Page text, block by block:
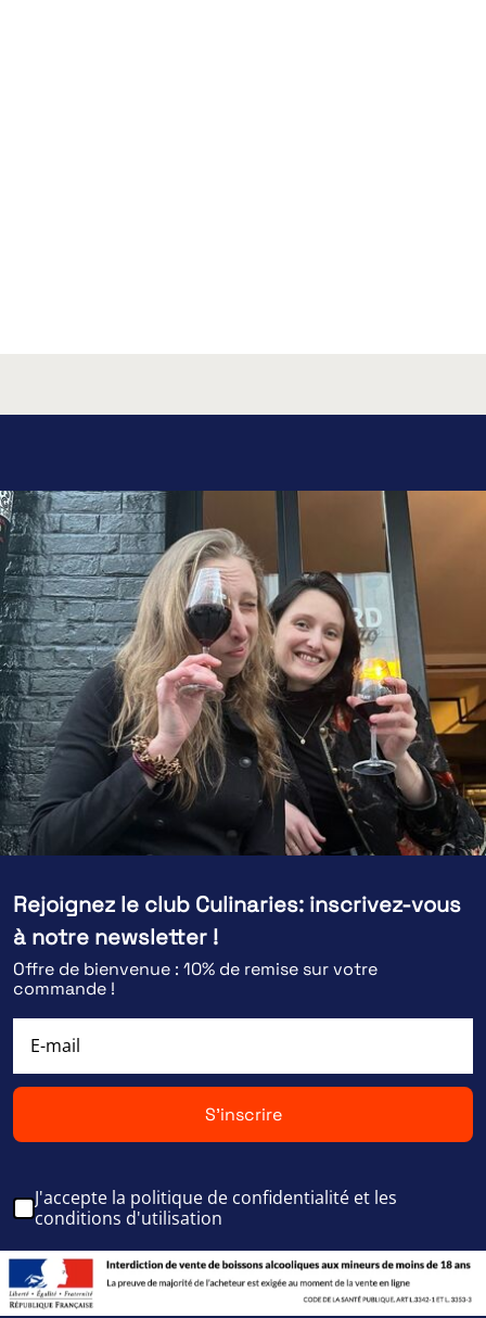
Rejoignez le club Culinaries: inscrivez-vous
à notre newsletter !
Offre de bienvenue : 10% de remise sur votre
commande !
S'inscrire
J'accepte la politique de confidentialité et les
conditions d'utilisation